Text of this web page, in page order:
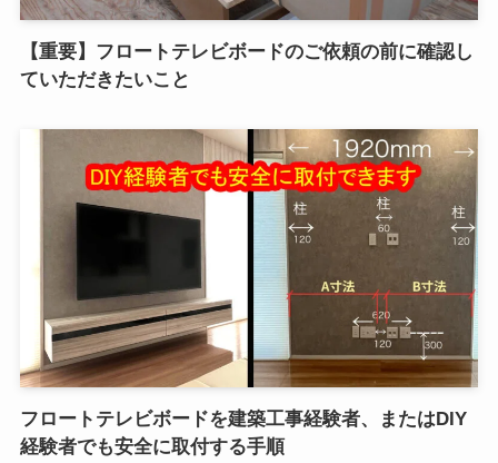
【重要】フロートテレビボードのご依頼の前に確認し
ていただきたいこと
フロートテレビボードを建築工事経験者、またはDIY
経験者でも安全に取付する手順